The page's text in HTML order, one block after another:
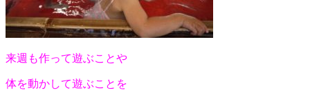
来週も作って遊ぶことや
体を動かして遊ぶことを